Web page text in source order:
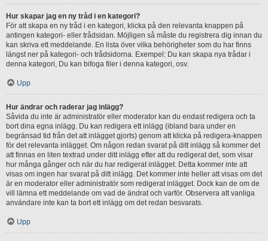
Hur skapar jag en ny tråd i en kategori?
För att skapa en ny tråd i en kategori, klicka på den relevanta knappen på
antingen kategori- eller trådsidan. Möjligen så måste du registrera dig innan du
kan skriva ett meddelande. En lista över vilka behörigheter som du har finns
längst ner på kategori- och trådsidorna. Exempel: Du kan skapa nya trådar i
denna kategori, Du kan bifoga filer i denna kategori, osv.
Upp
Hur ändrar och raderar jag inlägg?
Såvida du inte är administratör eller moderator kan du endast redigera och ta
bort dina egna inlägg. Du kan redigera ett inlägg (ibland bara under en
begränsad tid från det att inlägget gjorts) genom att klicka på redigera-knappen
för det relevanta inlägget. Om någon redan svarat på ditt inlägg så kommer det
att finnas en liten textrad under ditt inlägg efter att du redigerat det, som visar
hur många gånger och när du har redigerat inlägget. Detta kommer inte att
visas om ingen har svarat på ditt inlägg. Det kommer inte heller att visas om det
är en moderator eller administratör som redigerat inlägget. Dock kan de om de
vill lämna ett meddelande om vad de ändrat och varför. Observera att vanliga
användare inte kan ta bort ett inlägg om det redan besvarats.
Upp